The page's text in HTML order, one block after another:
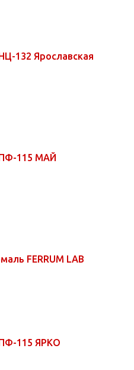
132 Ярославская
115 МАЙ
FERRUM LAB
115 ЯРКО